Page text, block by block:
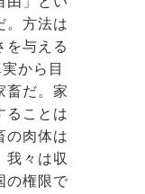
。方法は
を与える
から目
畜だ。家
ることは
の肉体は
我々は収
の権限で